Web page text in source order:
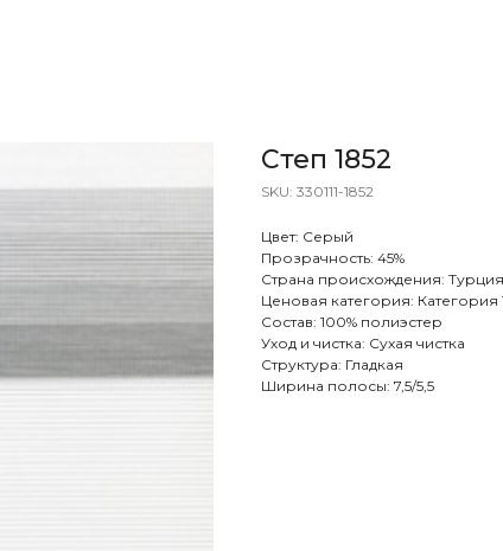
Степ 1852
SKU: 330111-1852
Цвет: Серый
Прозрачность: 45%
Страна происхождения: Турция
Ценовая категория: Категория
Состав: 100% полиэстер
Уход и чистка: Сухая чистка
Структура: Гладкая
Ширина полосы: 7,5/5,5